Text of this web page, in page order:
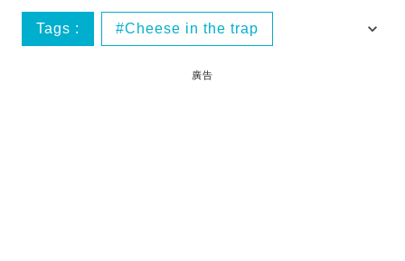
Tags : Cheese in the trap
奶酪陷阱廣告